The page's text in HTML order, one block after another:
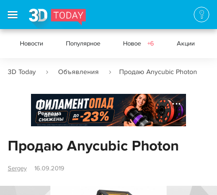
Новости Популярное Новое +6 Акции
3D Today Объявления Продаю Anycubic Photon
Реклама
Продаю Anycubic Photon
Sergey 16.09.2019